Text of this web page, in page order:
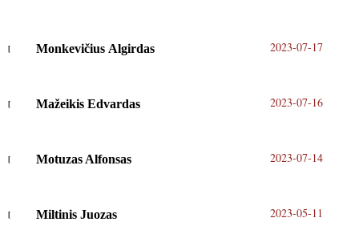
Monkevičius Algirdas 2023-07-17
Mažeikis Edvardas 2023-07-16
Motuzas Alfonsas 2023-07-14
Miltinis Juozas 2023-05-11